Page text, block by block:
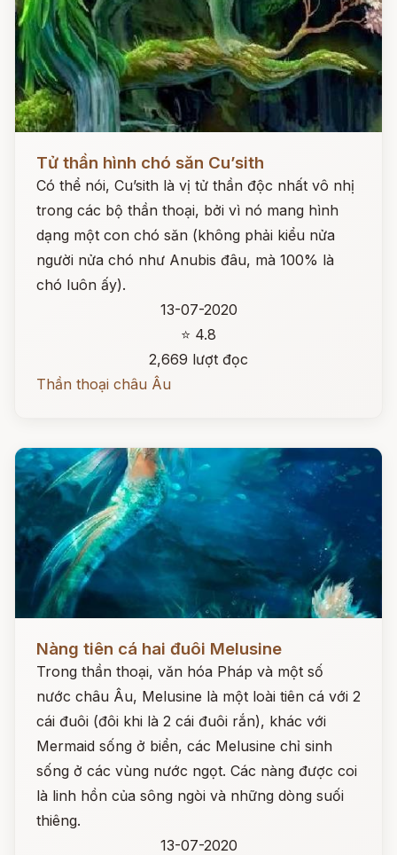
Tử thần hình chó săn Cu’sith
Có thể nói, Cu’sith là vị tử thần độc nhất vô nhị
trong các bộ thần thoại, bởi vì nó mang hình
dạng một con chó săn (không phải kiểu nửa
người nửa chó như Anubis đâu, mà 100% là
chó luôn ấy).
13-07-2020
⭐ 4.8
2,669 lượt đọc
Thần thoại châu Âu
Nàng tiên cá hai đuôi Melusine
Trong thần thoại, văn hóa Pháp và một số
nước châu Âu, Melusine là một loài tiên cá với 2
cái đuôi (đôi khi là 2 cái đuôi rắn), khác với
Mermaid sống ở biển, các Melusine chỉ sinh
sống ở các vùng nước ngọt. Các nàng được coi
là linh hồn của sông ngòi và những dòng suối
thiêng.
13-07-2020